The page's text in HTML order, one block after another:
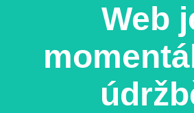
Web